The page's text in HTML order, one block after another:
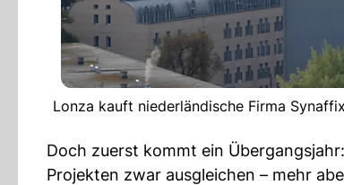
Lonza kauft niederländische Firma
Doch zuerst kommt ein
Projekten zwar ausgleichen – mehr